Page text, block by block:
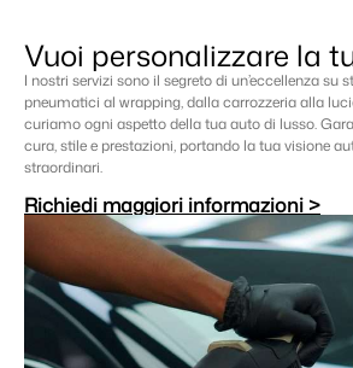
Vuoi personalizzare la
I nostri servizi sono il segreto di un’eccellenza su
pneumatici al wrapping, dalla carrozzeria alla
curiamo ogni aspetto della tua auto di lusso.
cura, stile e prestazioni, portando la tua visione
straordinari.
Richiedi maggiori informazioni >